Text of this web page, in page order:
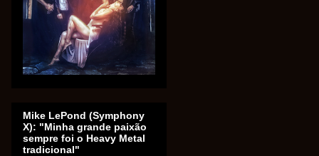
Mike LePond (Symphony
X): "Minha grande paixão
sempre foi o Heavy Metal
tradicional"